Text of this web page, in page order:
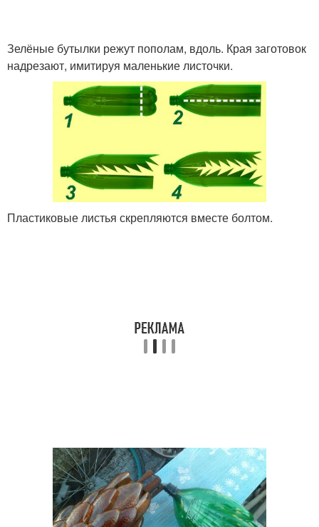
Зелёные бутылки режут пополам, вдоль. Края заготовок
надрезают, имитируя маленькие листочки.
Пластиковые листья скрепляются вместе болтом.